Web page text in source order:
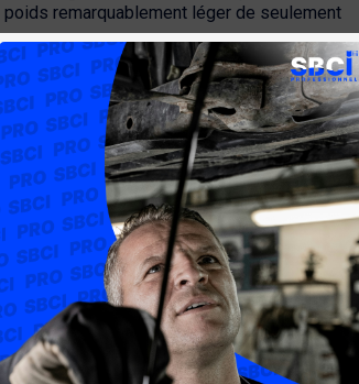
poids remarquablement léger de seulement
l'éclairage mains libres: